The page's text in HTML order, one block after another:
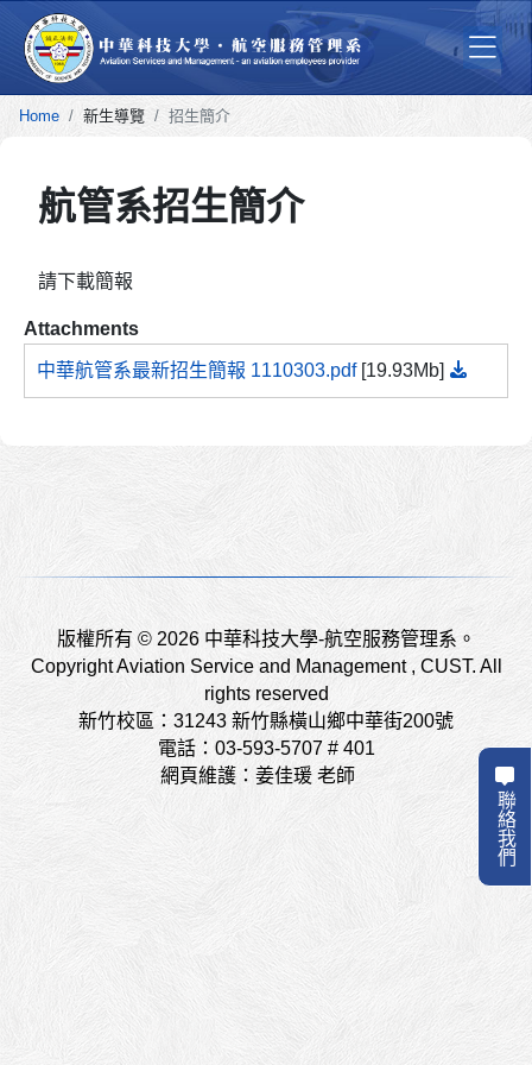
Home 新生導覽 招生簡介
航管系招生簡介
請下載簡報
Attachments
中華航管系最新招生簡報 1110303.pdf [19.93Mb]
版權所有 © 2026 中華科技大學-航空服務管理系。
Copyright Aviation Service and Management , CUST. All
rights reserved
新竹校區：31243 新竹縣橫山鄉中華街200號
電話：03-593-5707 # 401
網頁維護：姜佳瑗 老師
聯絡我們